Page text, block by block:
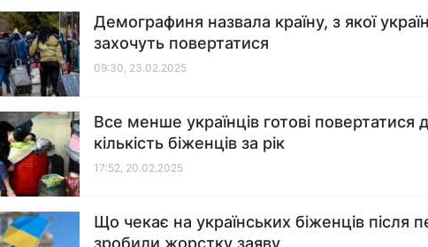
Демографиня назвала країну, з якої
захочуть повертатися
09:30, 23.02.2025
Все менше українців готові повертатися
кількість біженців за рік
17:52, 20.02.2025
Що чекає на українських біженців після
зробили жорстку заяву